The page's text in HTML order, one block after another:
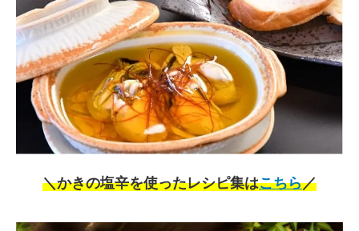
＼かきの塩辛を使ったレシピ集はこちら／